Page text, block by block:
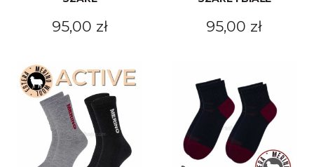
95,00 zł 95,00 zł